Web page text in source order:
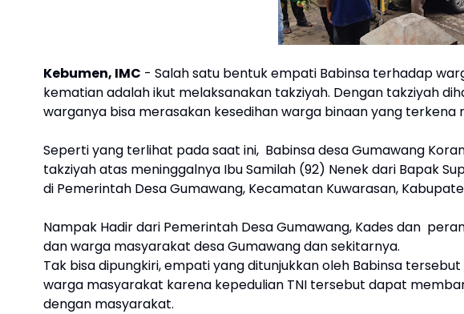
Kebumen, IMC - Salah satu bentuk empati Babinsa terhadap
kematian adalah ikut melaksanakan takziyah. Dengan takziyah
warganya bisa merasakan kesedihan warga binaan yang terkena
Seperti yang terlihat pada saat ini, Babinsa desa Gumawang
takziyah atas meninggalnya Ibu Samilah (92) Nenek dari Bapak
di Pemerintah Desa Gumawang, Kecamatan Kuwarasan,
Nampak Hadir dari Pemerintah Desa Gumawang, Kades dan
dan warga masyarakat desa Gumawang dan sekitarnya.
Tak bisa dipungkiri, empati yang ditunjukkan oleh Babinsa
warga masyarakat karena kepedulian TNI tersebut dapat
dengan masyarakat.